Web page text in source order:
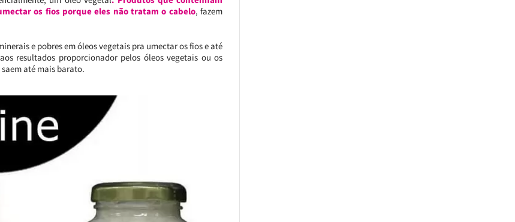
os fios porque eles não tratam o cabelo, fazem
e pobres em óleos vegetais pra umectar os fios e até
resultados proporcionador pelos óleos vegetais ou os
até mais barato.